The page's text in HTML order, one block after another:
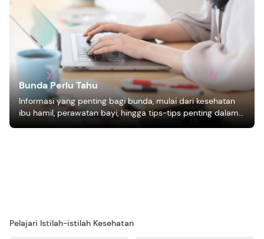
Bunda Perlu Tahu
Informasi yang penting bagi bunda, mulai dari kesehatan
ibu hamil, perawatan bayi, hingga tips-tips penting dalam
mengasuh anak
Pelajari Istilah-istilah Kesehatan